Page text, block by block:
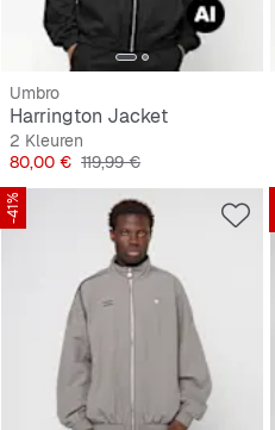
Umbro
Harrington Jacket
2 Kleuren
Prijs
80,00 € Originele Prijs
119,99 €
-41%